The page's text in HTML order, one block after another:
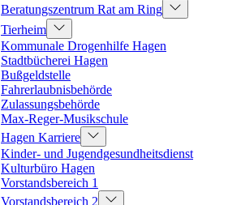
Beratungszentrum Rat am Ring
Tierheim
Kommunale Drogenhilfe Hagen
Stadtbücherei Hagen
Bußgeldstelle
Fahrerlaubnisbehörde
Zulassungsbehörde
Max-Reger-Musikschule
Hagen Karriere
Kinder- und Jugendgesundheitsdienst
Kulturbüro Hagen
Vorstandsbereich 1
Vorstandsbereich 2